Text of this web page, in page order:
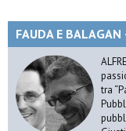
FAUDA E
tra